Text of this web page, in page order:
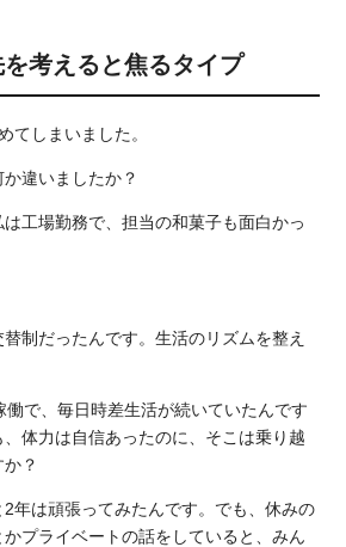
考えると焦るタイプ
てしまいました。
違いましたか？
工場勤務で、担当の和菓子も面白かっ
制だったんです。生活のリズムを整え
働で、毎日時差生活が続いていたんです
体力は自信あったのに、そこは乗り越
？
年は頑張ってみたんです。でも、休みの
プライベートの話をしていると、みん